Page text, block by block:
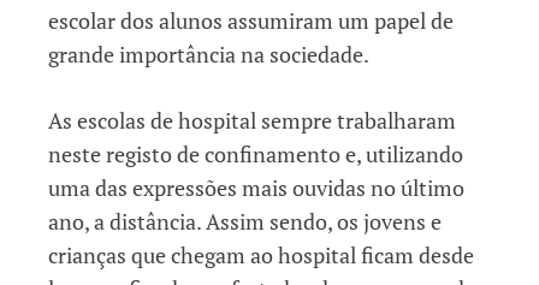
escolar dos alunos assumiram um papel de
grande importância na sociedade.
As escolas de hospital sempre trabalharam
neste registo de confinamento e, utilizando
uma das expressões mais ouvidas no último
ano, a distância. Assim sendo, os jovens e
crianças que chegam ao hospital ficam desde